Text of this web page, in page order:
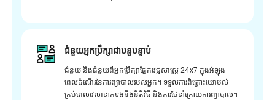
ជំនួយអ្នកប្រឹក្សាជាបន្តបន្ទាប់
ជំនួយ និងជំនួយពីអ្នកប្រឹក្សាផ្នែកវេជ្ជសាស្រ្ត 24x7 ក្នុងអំឡុង
ពេលដំណើរនៃការព្យាបាលរបស់អ្នក។ ទទួលការពិគ្រោះយោបល់
គ្រប់ពេលវេលាទាក់ទងនឹងនីតិវិធី និងការថែទាំក្រោយការព្យាបាល។